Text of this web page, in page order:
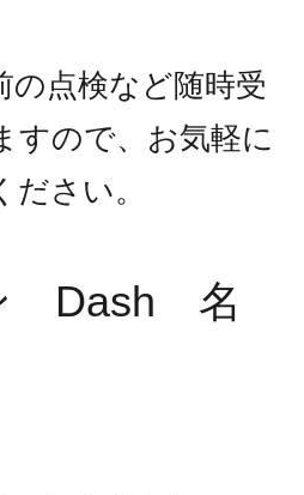
の点検など随時受
すので、お気軽に
さい。
Dash 名